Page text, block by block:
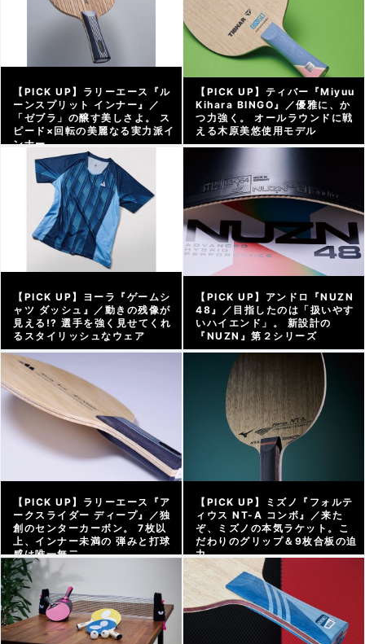
【PICK UP】ラリーエース『ル
ーンスプリット インナー』／
「ゼブラ」の醸す美しさよ。 ス
ピード×回転の美麗なる実力派イ
ンナー
アーカイブ |
【PICK UP】ティバー『Miyuu
Kihara BINGO』／優雅に、か
つ力強く。 オールラウンドに戦
える木原美悠使用モデル
【PICK UP】ヨーラ『ゲームシ
ャツ ダッシュ』／動きの残像が
見える!? 選手を強く見せてくれ
るスタイリッシュなウェア
【PICK UP】アンドロ『NUZN
48』／目指したのは「扱いやす
いハイエンド」。 新設計の
『NUZN』第２シリーズ
2026/04/16
【PICK UP】ラリーエース『ア
ークスライダー ディープ』／独
創のセンターカーボン。 7枚以
上、インナー未満の 弾みと打球
感は唯一無二
【PICK UP】ミズノ『フォルテ
ィウス NT-A コンボ』／来た
ぞ、ミズノの本気ラケット。こ
だわりのグリップ＆9枚合板の迫
力
アーカイブ |